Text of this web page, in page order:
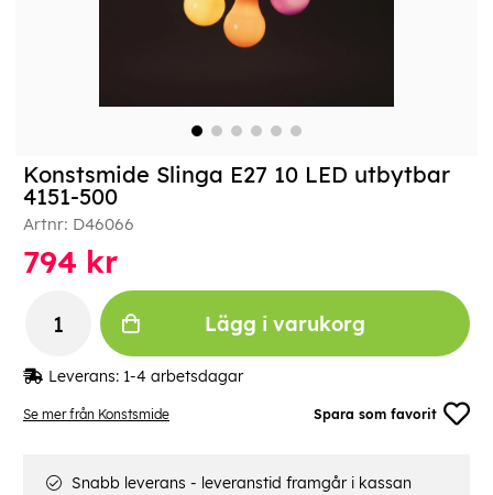
Se mer från Konstsmide Spara som favorit
Konstsmide Slinga E27 10 LED utbytbar
4151-500
Artnr: D46066
794 kr
Lägg i varukorg
Leverans: 1-4 arbetsdagar
Snabb leverans - leveranstid framgår i kassan